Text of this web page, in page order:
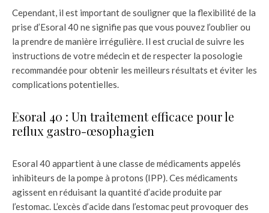
Cependant, il est important de souligner que la flexibilité de la
prise d’Esoral 40 ne signifie pas que vous pouvez l’oublier ou
la prendre de manière irrégulière. Il est crucial de suivre les
instructions de votre médecin et de respecter la posologie
recommandée pour obtenir les meilleurs résultats et éviter les
complications potentielles.
Esoral 40 : Un traitement efficace pour le
reflux gastro-œsophagien
Esoral 40 appartient à une classe de médicaments appelés
inhibiteurs de la pompe à protons (IPP). Ces médicaments
agissent en réduisant la quantité d’acide produite par
l’estomac. L’excès d’acide dans l’estomac peut provoquer des